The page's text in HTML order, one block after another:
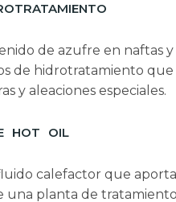
de azufre en naftas y
de hidrotratamiento que
y aleaciones especiales.
HOT OIL
calefactor que aporta
una planta de